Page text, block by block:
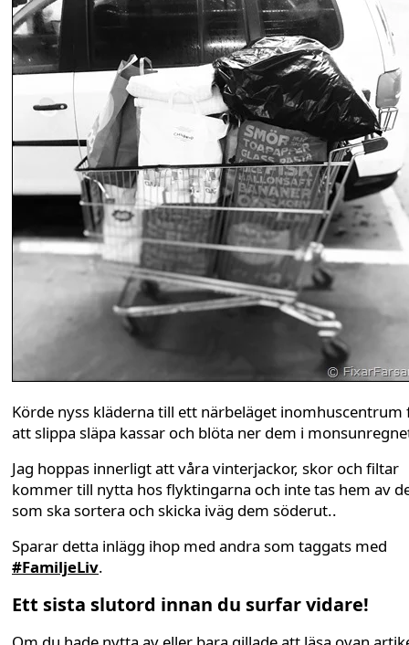
Körde nyss kläderna till ett närbeläget inomhuscentrum
att slippa släpa kassar och blöta ner dem i
Jag hoppas innerligt att våra vinterjackor, skor och filtar
kommer till nytta hos flyktingarna och inte tas hem av
som ska sortera och skicka iväg dem söderut..
Sparar detta inlägg ihop med andra som taggats med
#FamiljeLiv.
Ett sista slutord innan du surfar vidare!